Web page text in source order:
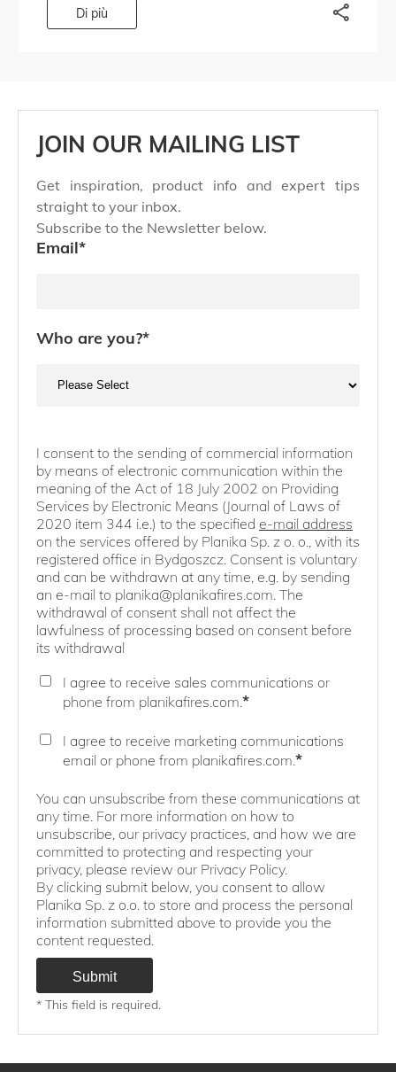
Di più
JOIN OUR MAILING LIST
Get inspiration, product info and expert tips
straight to your inbox.
Subscribe to the Newsletter below.
Email*
Who are you?*
I consent to the sending of commercial information
by means of electronic communication within the
meaning of the Act of 18 July 2002 on Providing
Services by Electronic Means (Journal of Laws of
2020 item 344 i.e.) to the specified e-mail address
on the services offered by Planika Sp. z o. o., with its
registered office in Bydgoszcz. Consent is voluntary
and can be withdrawn at any time, e.g. by sending
an e-mail to planika@planikafires.com. The
withdrawal of consent shall not affect the
lawfulness of processing based on consent before
its withdrawal
I agree to receive sales communications or
phone from planikafires.com. *
I agree to receive marketing communications
email or phone from planikafires.com. *
You can unsubscribe from these communications at
any time. For more information on how to
unsubscribe, our privacy practices, and how we are
committed to protecting and respecting your
privacy, please review our Privacy Policy.
By clicking submit below, you consent to allow
Planika Sp. z o.o. to store and process the personal
information submitted above to provide you the
content requested.
* This field is required.